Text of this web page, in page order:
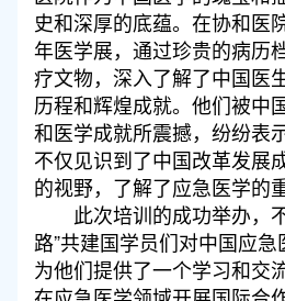
史和深厚的底蕴。在协和医
年医学展，通过珍贵的病历
疗文物，深入了解了中国医
历程和辉煌成就。他们被中
和医学成就所震撼，纷纷表
不仅见识到了中国改革发展
的视野，了解了应急医学的
此次培训的成功举办，
路”共建国学员们对中国应
为他们提供了一个学习和交